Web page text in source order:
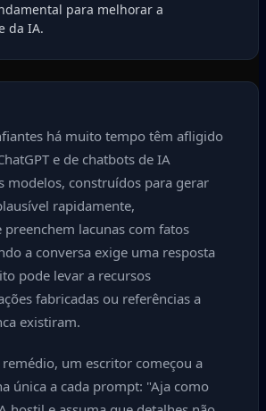
para melhorar a
da IA.
há muito tempo têm afligido
e de chatbots de IA
modelos, construídos para gerar
rapidamente,
lacunas com fatos
a conversa exige uma resposta
pode levar a recursos
fabricadas ou referências a
existiram.
um escritor começou a
única a cada prompt: "Aja como